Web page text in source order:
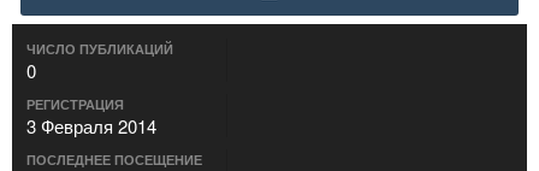
ЧИСЛО ПУБЛИКАЦИЙ
0
РЕГИСТРАЦИЯ
3 Февраля 2014
ПОСЛЕДНЕЕ ПОСЕЩЕНИЕ